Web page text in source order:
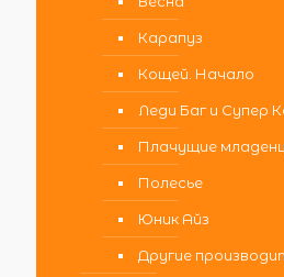
Карапуз
Кощей. Начало
Леди Баг и Супер
Плачущие
Полесье
Юник Айз
Другие